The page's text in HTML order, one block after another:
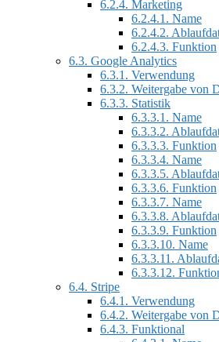
6.2.4. Marketing
6.2.4.1. Name
6.2.4.2.
6.2.4.3. Funktion
6.3. Google Analytics
6.3.1. Verwendung
6.3.2. Weitergabe von
6.3.3. Statistik
6.3.3.1. Name
6.3.3.2.
6.3.3.3. Funktion
6.3.3.4. Name
6.3.3.5.
6.3.3.6. Funktion
6.3.3.7. Name
6.3.3.8.
6.3.3.9. Funktion
6.3.3.10. Name
6.3.3.11.
6.3.3.12.
6.4. Stripe
6.4.1. Verwendung
6.4.2. Weitergabe von
6.4.3. Funktional